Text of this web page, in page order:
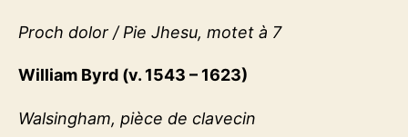
Proch dolor / Pie Jhesu, motet à 7
William Byrd (v. 1543 – 1623)
Walsingham, pièce de clavecin